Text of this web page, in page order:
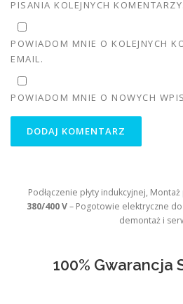
PISANIA KOLEJNYCH KOMENTARZY.
POWIADOM MNIE O KOLEJNYCH
EMAIL.
POWIADOM MNIE O NOWYCH
Podłączenie płyty indukcyjnej, Montaż
380/400 V– Pogotowie elektryczne do
demontaż i
100% Gwarancja